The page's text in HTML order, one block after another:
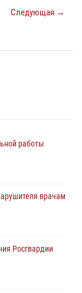
Следующая →
работы
врачам
Росгвардии